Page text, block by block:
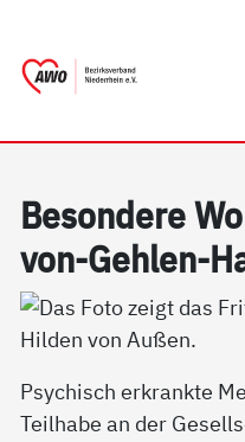
Be­son­de­re
von-Geh­len-
Psychisch erkrankte
Teilhabe an der